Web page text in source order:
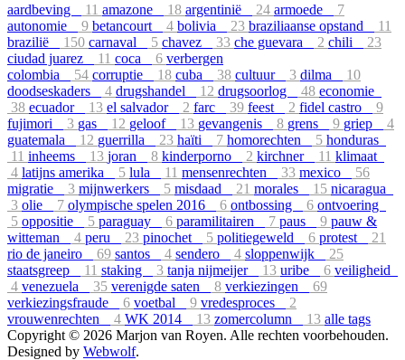
aardbeving 11 amazone 18 argentinië 24 armoede
7
autonomie
9 betancourt 4 bolivia 23 braziliaanse opstand
11
brazilië
150 carnaval 5 chavez 33 che guevara 2 chili
23
ciudad juarez
11 coca 6 verbergen
colombia
54 corruptie 18 cuba 38 cultuur 3 dilma
10
doodseskaders
4 drugshandel 12 drugsoorlog 48 economie
38 ecuador 13 el salvador 2 farc 39 feest 2 fidel castro
9
fujimori
3 gas 12 geloof 13 gevangenis 8 grens 9 griep
4
guatemala
12 guerrilla 23 haïti 7 homorechten 5 honduras
11 inheems 13 joran 8 kinderporno 2 kirchner 11 klimaat
4 latijns amerika 5 lula 11 mensenrechten 33 mexico
56
migratie
3 mijnwerkers 5 misdaad 21 morales 15 nicaragua
3 olie 7 olympische spelen 2016 6 ontbossing 6 ontvoering
5 oppositie 5 paraguay 6 paramilitairen 7 paus 9 pauw &
witteman
4 peru 23 pinochet 5 politiegeweld 6 protest
21
rio de janeiro
69 santos 4 sendero 4 sloppenwijk
25
staatsgreep
11 staking 3 tanja nijmeijer 13 uribe 6 veiligheid
4 venezuela 35 verenigde saten 8 verkiezingen
69
verkiezingsfraude
6 voetbal 9 vredesproces
2
vrouwenrechten
4 WK 2014 13 zomercolumn 13 alle tags
Copyright © 2026 Marjon van Royen. Alle rechten voorbehouden.
Designed by Webwolf.